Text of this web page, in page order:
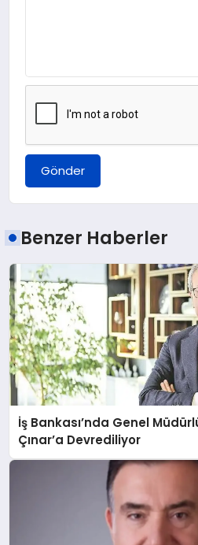
Gönder
Benzer Haberler
İş Bankası’nda Genel
Çınar’a Devrediliyor